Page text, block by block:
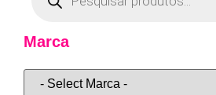
Marca